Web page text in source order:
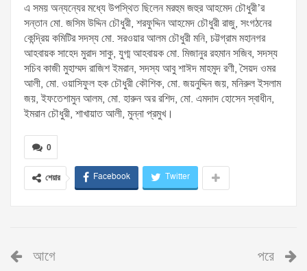
এ সময় অন্যন্যের মধ্যে উপস্থিত ছিলেন মরহুম জহুর আহমেদ চৌধুরী’র
সন্তান মো. জসিম উদ্দিন চৌধুরী, শরফুদ্দিন আহমেদ চৌধুরী রাজু, সংগঠনের
কেন্দ্রিয় কমিটির সদস্য মো. সরওয়ার আলম চৌধুরী মনি, চট্টগ্রাম মহানগর
আহবায়ক সাহেদ মুরাদ সাকু, যুগ্ম আহবায়ক মো. মিজানুর রহমান সজিব, সদস্য
সচিব কাজী মুহাম্মদ রাজিশ ইমরান, সদস্য আবু শাঈদ মাহমুদ রণী, সৈয়দ ওমর
আলী, মো. ওয়াসিফুল হক চৌধুরী কৌশিক, মো. জয়নুদ্দিন জয়, মনিরুল ইসলাম
জয়, ইফতেশামুন আলম, মো. হারুন অর রশিদ, মো. এমদাদ হোসেন স্বাধীন,
ইমরান চৌধুরী, শাখায়াত আলী, মুন্না প্রমুখ।
0
শেয়ার Facebook Twitter
আগে পরে